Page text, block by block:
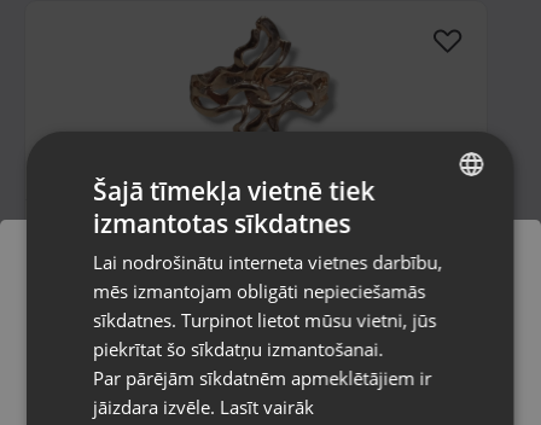
Zelta gredzens
Liepāja, Lielā iela 4
Stāvoklis Restaurēts (Garantija 24 mēneši)
192.00€
/mēn.
Pasūtījumi tiks piegādāti uz
izvēlēto valsti
Vietnes saturs būs attēlots izvēlētajā
RUSSIAN
Šajā tīmekļa vietnē tiek
izmantotas sīkdatnes
Lai nodrošinātu interneta vietnes darbību,
mēs izmantojam obligāti nepieciešamās
sīkdatnes. Turpinot lietot mūsu vietni, jūs
piekrītat šo sīkdatņu izmantošanai.
Par pārējām sīkdatnēm apmeklētājiem ir
jāizdara izvēle. Lasīt vairāk